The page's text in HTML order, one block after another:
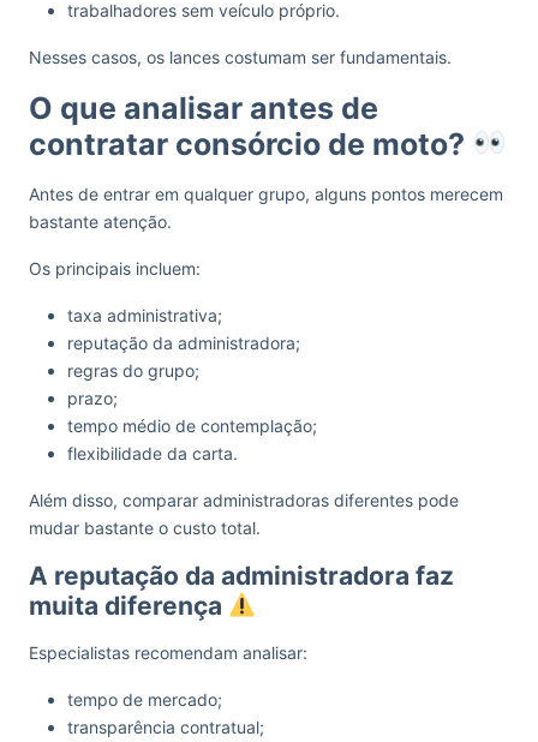
trabalhadores sem veículo próprio.
Nesses casos, os lances costumam ser fundamentais.
O que analisar antes de
contratar consórcio de moto?
Antes de entrar em qualquer grupo, alguns pontos merecem
bastante atenção.
Os principais incluem:
taxa administrativa;
reputação da administradora;
regras do grupo;
prazo;
tempo médio de contemplação;
flexibilidade da carta.
Além disso, comparar administradoras diferentes pode
mudar bastante o custo total.
A reputação da administradora faz
muita diferença
Especialistas recomendam analisar:
tempo de mercado;
transparência contratual;